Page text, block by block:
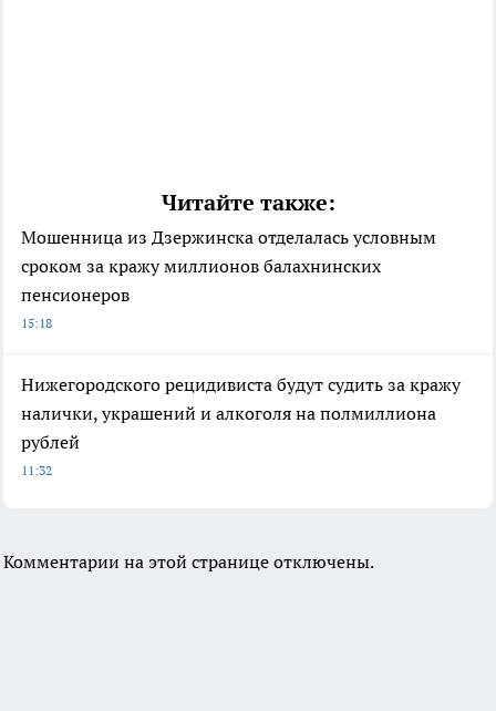
Читайте также:
Мошенница из Дзержинска отделалась условным
сроком за кражу миллионов балахнинских
пенсионеров
15:18
Нижегородского рецидивиста будут судить за кражу
налички, украшений и алкоголя на полмиллиона
рублей
11:32
Комментарии на этой странице отключены.